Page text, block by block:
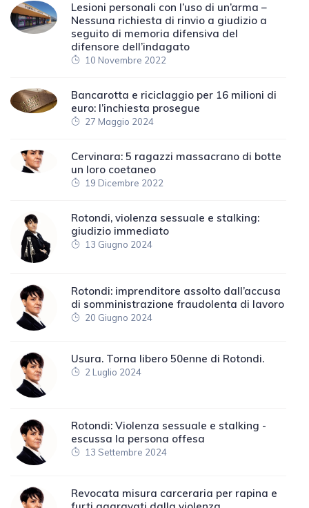
Lesioni personali con l’uso di un’arma –
Nessuna richiesta di rinvio a giudizio a
seguito di memoria difensiva del
difensore dell’indagato
10 Novembre 2022
Bancarotta e riciclaggio per 16 milioni di
euro: l’inchiesta prosegue
27 Maggio 2024
Cervinara: 5 ragazzi massacrano di botte
un loro coetaneo
19 Dicembre 2022
Rotondi, violenza sessuale e stalking:
giudizio immediato
13 Giugno 2024
Rotondi: imprenditore assolto dall’accusa
di somministrazione fraudolenta di lavoro
20 Giugno 2024
Usura. Torna libero 50enne di Rotondi.
2 Luglio 2024
Rotondi: Violenza sessuale e stalking -
escussa la persona offesa
13 Settembre 2024
Revocata misura carceraria per rapina e